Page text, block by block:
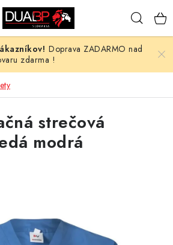
Doprava ZADARMO nad
zdarma !
strečová
modrá